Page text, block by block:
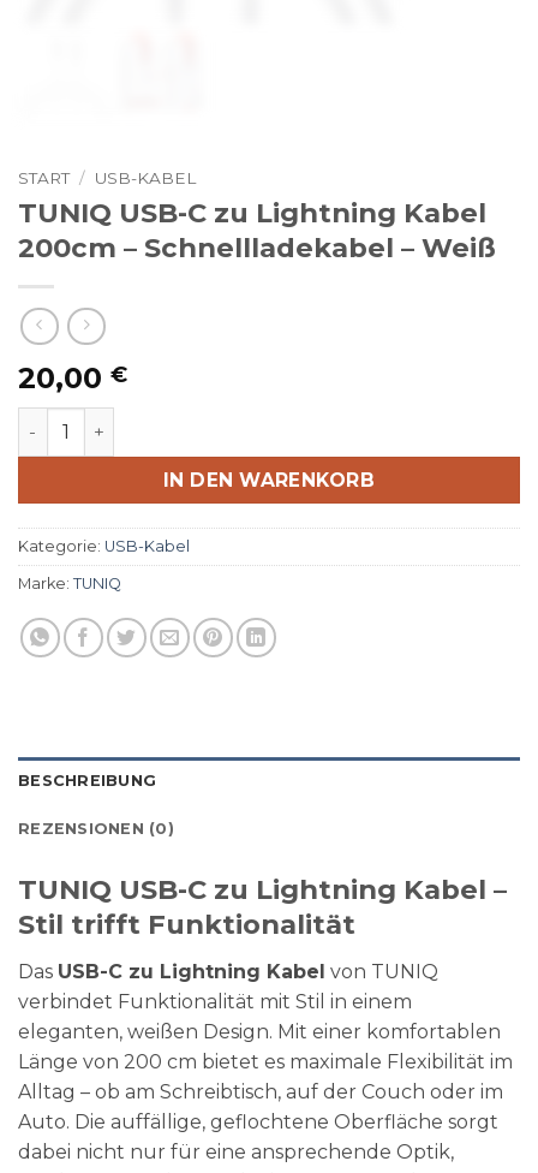
START / USB-KABEL
TUNIQ USB-C zu Lightning Kabel
200cm – Schnellladekabel – Weiß
20,00 €
TUNIQ USB-C zu Lightning Kabel 200cm -
IN DEN WARENKORB
Kategorie: USB-Kabel
Marke: TUNIQ
BESCHREIBUNG
REZENSIONEN (0)
TUNIQ USB-C zu Lightning Kabel –
Stil trifft Funktionalität
Das USB-C zu Lightning Kabel von TUNIQ
verbindet Funktionalität mit Stil in einem
eleganten, weißen Design. Mit einer komfortablen
Länge von 200 cm bietet es maximale Flexibilität im
Alltag – ob am Schreibtisch, auf der Couch oder im
Auto. Die auffällige, geflochtene Oberfläche sorgt
dabei nicht nur für eine ansprechende Optik,